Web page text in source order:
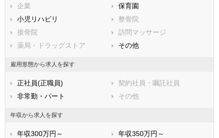
熊本県
鹿児島県
企業
保育園
小児リハビリ
整骨院
接骨院
訪問マッサージ
薬局・ドラッグストア
その他
雇用形態から求人を探す
正社員(正職員)
契約社員・嘱託社員
非常勤・パート
その他
年収から求人を探す
年収300万円～
年収350万円～